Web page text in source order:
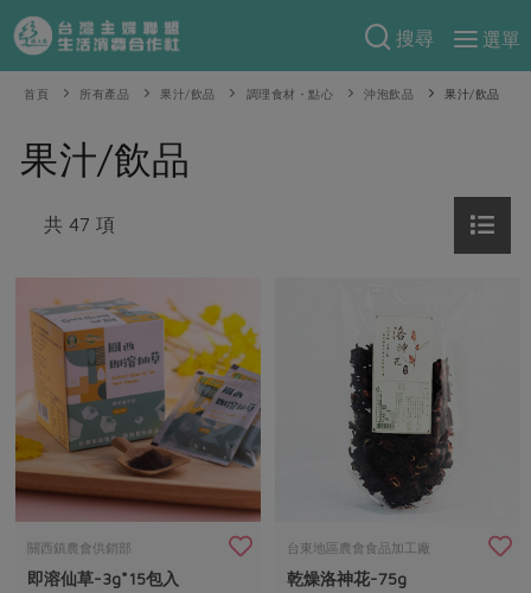
搜尋
選單
產品分類
當季蔬果
一籃菜
芽苗類
奶蛋豆・五穀
蛋
豆製品
肉品・水產
水畜加工品
食譜料理
肉食
海鮮
常備菜
蔬食
蛋料理
料理方式
把最好的台灣味帶回家！
防災用品預購圓滿結束
2026年端午節預購圓滿結束
更多預購活動
當季產品
合作25-經典快閃最後一週
觀點文章
主婦食堂 一籃菜真心話
社內大小事
產品故事
樂齡生活
廚房瑜伽
關於合作社
認識合作社
關於我們
合作社組織
員工與求才
重要公告
首頁 所有產品 果汁/飲品 調理食材・點心 沖泡飲品 果汁/飲品
果汁/飲品
共 47 項
關西鎮農會供銷部
即溶仙草-3g*15包入
台東地區農會食品加工廠
乾燥洛神花-75g